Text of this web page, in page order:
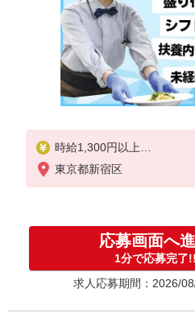
時給1,300円以上
試用期間中 時給1,300円以
ます。
東京都新宿区
応募画面へ
1分で応募完了!!
求人応募期間：2026/